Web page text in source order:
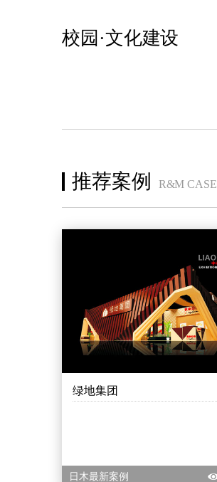
校园·文化建设
推荐案例 R&M CASE
绿地集团
日木最新案例